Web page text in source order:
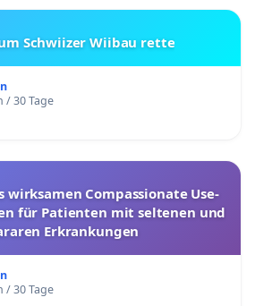
Schwiizer Wiibau rette
/ 30 Tage
wirksamen Compassionate Use-
für Patienten mit seltenen und
Erkrankungen
/ 30 Tage